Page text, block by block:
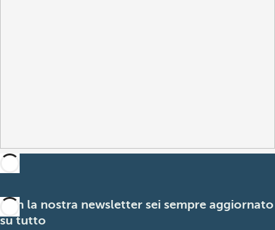
Con la nostra newsletter sei sempre aggiornato
su tutto